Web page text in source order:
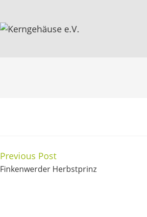
Previous Post
Finkenwerder Herbstprinz